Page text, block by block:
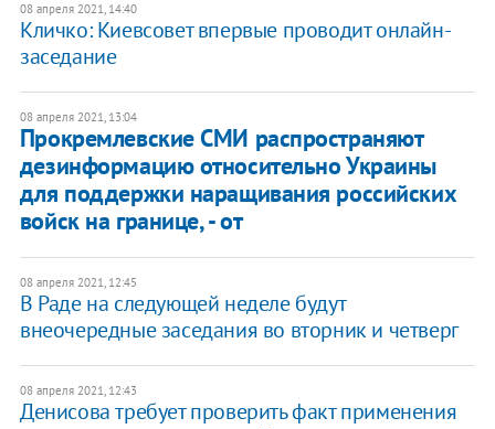
08 апреля 2021, 14:40
Кличко: Киевсовет впервые проводит онлайн-
заседание
08 апреля 2021, 13:04
Прокремлевские СМИ распространяют
дезинформацию относительно Украины
для поддержки наращивания российских
войск на границе, - от
08 апреля 2021, 12:45
В Раде на следующей неделе будут
внеочередные заседания во вторник и четверг
08 апреля 2021, 12:43
Денисова требует проверить факт применения